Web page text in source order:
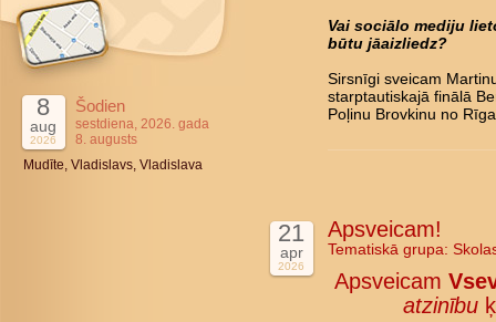
8
aug
2026
Šodien
sestdiena, 2026. gada
8. augusts
Mudīte, Vladislavs, Vladislava
Vai sociālo mediju
būtu jāaizliedz?
Sirsnīgi sveicam
starptautiskajā finālā
Poļinu Brovkinu no
21
apr
2026
Apsveicam!
Tematiskā grupa:
Apsveicam
atzinību